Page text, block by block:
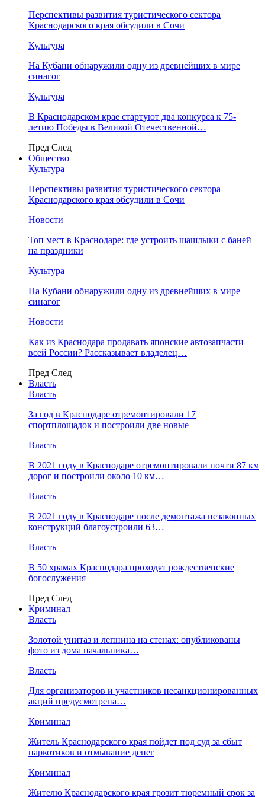
Перспективы развития туристического сектора
Краснодарского края обсудили в Сочи
Культура
На Кубани обнаружили одну из древнейших в мире
синагог
Культура
В Краснодарском крае стартуют два конкурса к 75-
летию Победы в Великой Отечественной…
Пред След
Общество
Культура
Перспективы развития туристического сектора
Краснодарского края обсудили в Сочи
Новости
Топ мест в Краснодаре: где устроить шашлыки с баней
на праздники
Культура
На Кубани обнаружили одну из древнейших в мире
синагог
Новости
Как из Краснодара продавать японские автозапчасти
всей России? Рассказывает владелец…
Пред След
Власть
Власть
За год в Краснодаре отремонтировали 17
спортплощадок и построили две новые
Власть
В 2021 году в Краснодаре отремонтировали почти 87 км
дорог и построили около 10 км…
Власть
В 2021 году в Краснодаре после демонтажа незаконных
конструкций благоустроили 63…
Власть
В 50 храмах Краснодара проходят рождественские
богослужения
Пред След
Криминал
Власть
​Золотой унитаз и лепнина на стенах: опубликованы
фото из дома начальника…
Власть
Для организаторов и участников несанкционированных
акций предусмотрена…
Криминал
Житель Краснодарского края пойдет под суд за сбыт
наркотиков и отмывание денег
Криминал
Жителю Краснодарского края грозит тюремный срок за